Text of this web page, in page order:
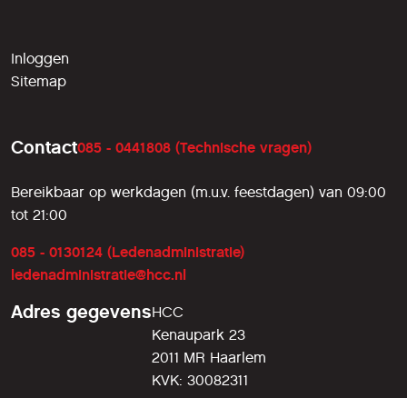
Inloggen
Sitemap
Contact085 - 0441808 (Technische vragen)
Bereikbaar op werkdagen (m.u.v. feestdagen) van 09:00
tot 21:00
085 - 0130124 (Ledenadministratie)
ledenadministratie@hcc.nl
Adres gegevensHCC
Kenaupark 23
2011 MR Haarlem
KVK: 30082311